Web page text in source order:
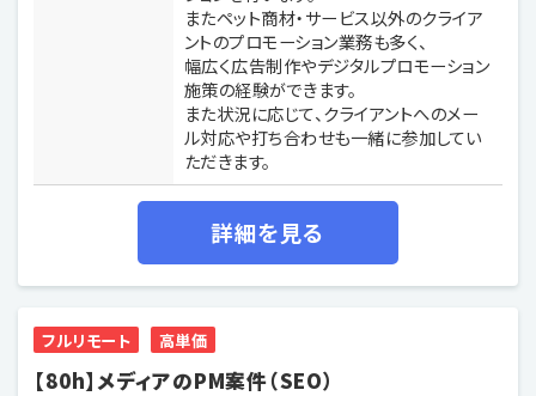
またペット商材・サービス以外のクライア
ントのプロモーション業務も多く、
幅広く広告制作やデジタルプロモーション
施策の経験ができます。
また状況に応じて、クライアントへのメー
ル対応や打ち合わせも一緒に参加してい
ただきます。
詳細を見る
フルリモート 高単価
【80h】メディアのPM案件（SEO）